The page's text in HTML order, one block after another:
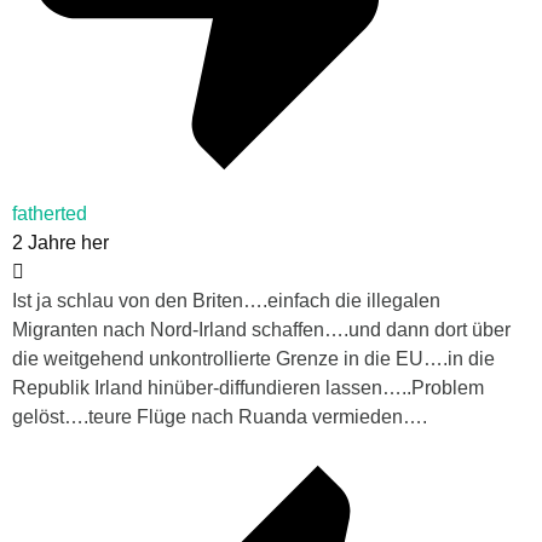
fatherted
2 Jahre her
Ist ja schlau von den Briten….einfach die illegalen
Migranten nach Nord-Irland schaffen….und dann dort über
die weitgehend unkontrollierte Grenze in die EU….in die
Republik Irland hinüber-diffundieren lassen…..Problem
gelöst….teure Flüge nach Ruanda vermieden….